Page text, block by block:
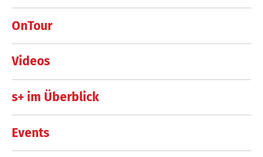
OnTour
Videos
s+ im Überblick
Events